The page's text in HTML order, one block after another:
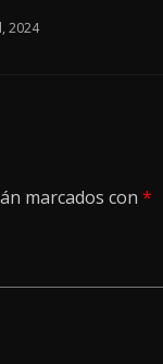
2024
marcados con *